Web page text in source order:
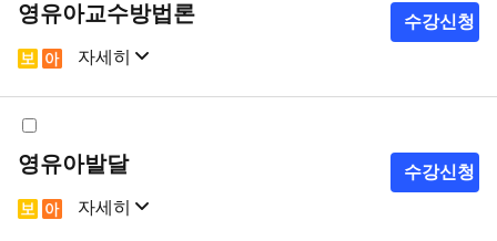
영유아교수방법론
자세히
샘플강의 강의계획서
수강신청
영유아발달
자세히
수강신청